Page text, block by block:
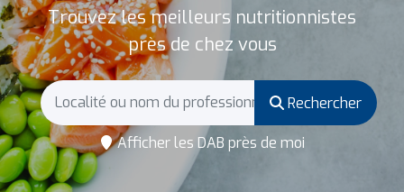
Trouvez les meilleurs nutritionnistes
près de chez vous
Rechercher
Afficher les DAB près de moi